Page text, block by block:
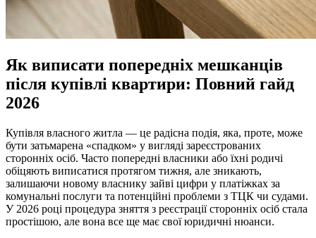
Як виписати попередніх мешканців
після купівлі квартири: Повний гайд
2026
Купівля власного житла — це радісна подія, яка, проте, може
бути затьмарена «спадком» у вигляді зареєстрованих
сторонніх осіб. Часто попередні власники або їхні родичі
обіцяють виписатися протягом тижня, але зникають,
залишаючи новому власнику зайві цифри у платіжках за
комунальні послуги та потенційні проблеми з ТЦК чи судами.
У 2026 році процедура зняття з реєстрації сторонніх осіб стала
простішою, але вона все ще має свої юридичні нюанси.